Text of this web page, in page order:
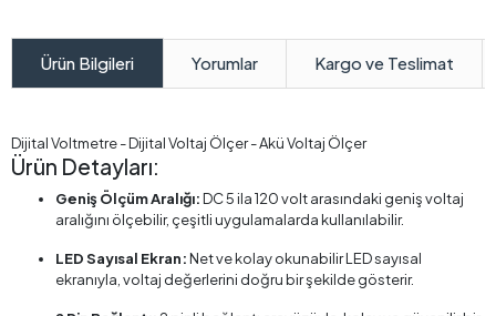
Ürün Bilgileri Yorumlar Kargo ve Teslimat
Dijital Voltmetre - Dijital Voltaj Ölçer - Akü Voltaj Ölçer
Ürün Detayları:
Geniş Ölçüm Aralığı:DC 5 ila 120 volt arasındaki geniş voltaj
aralığını ölçebilir, çeşitli uygulamalarda kullanılabilir.
LED Sayısal Ekran:Net ve kolay okunabilir LED sayısal
ekranıyla, voltaj değerlerini doğru bir şekilde gösterir.